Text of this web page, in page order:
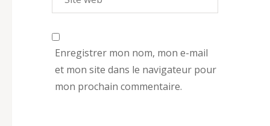
Enregistrer mon nom, mon e-mail
et mon site dans le navigateur pour
mon prochain commentaire.